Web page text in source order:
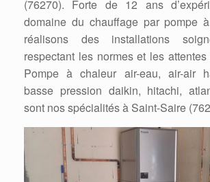
(76270). Forte de 12 ans
domaine du chauffage par pompe
réalisons des installations
respectant les normes et les
Pompe à chaleur air-eau, air-air
basse pression daikin, hitachi,
sont nos spécialités à Saint-Saire